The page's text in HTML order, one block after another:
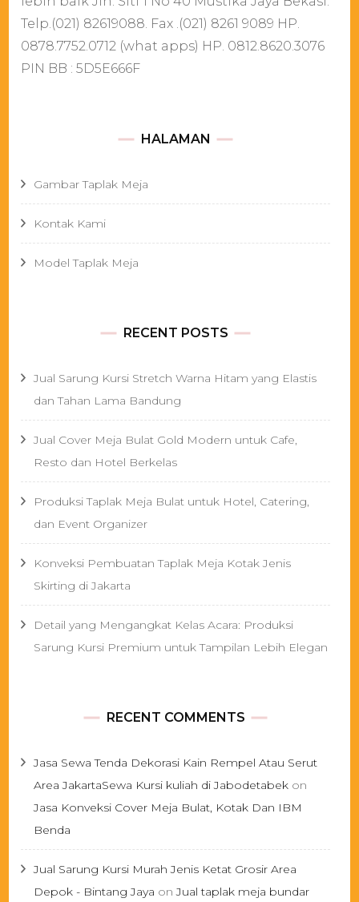
Telp.(021) 82619088. Fax .(021) 8261 9089 HP.
0878.7752.0712 (what apps) HP. 0812.8620.3076
PIN BB : 5D5E666F
HALAMAN
Gambar Taplak Meja
Kontak Kami
Model Taplak Meja
RECENT POSTS
Jual Sarung Kursi Stretch Warna Hitam yang Elastis
dan Tahan Lama Bandung
Jual Cover Meja Bulat Gold Modern untuk Cafe,
Resto dan Hotel Berkelas
Produksi Taplak Meja Bulat untuk Hotel, Catering,
dan Event Organizer
Konveksi Pembuatan Taplak Meja Kotak Jenis
Skirting di Jakarta
Detail yang Mengangkat Kelas Acara: Produksi
Sarung Kursi Premium untuk Tampilan Lebih Elegan
RECENT COMMENTS
Jasa Sewa Tenda Dekorasi Kain Rempel Atau Serut
Area JakartaSewa Kursi kuliah di Jabodetabek on
Jasa Konveksi Cover Meja Bulat, Kotak Dan IBM
Benda
Jual Sarung Kursi Murah Jenis Ketat Grosir Area
Depok - Bintang Jaya onJual taplak meja bundar